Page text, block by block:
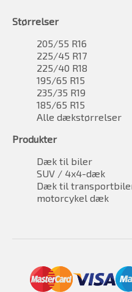
Størrelser
205/55 R16
225/45 R17
225/40 R18
195/65 R15
235/35 R19
185/65 R15
Alle dækstørrelser
Produkter
Dæk til biler
SUV / 4x4-dæk
Dæk til
motorcykel dæk